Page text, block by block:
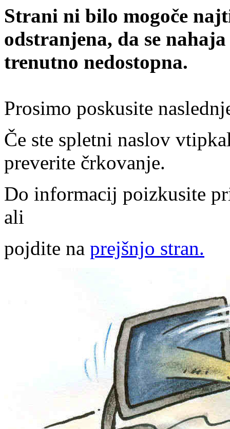
Strani ni bilo mogoče
odstranjena, da se
trenutno nedostopna.
Prosimo poskusite
Če ste spletni naslov
preverite črkovanje.
Do informacij poizkusite
ali
pojdite na prejšnjo stran.